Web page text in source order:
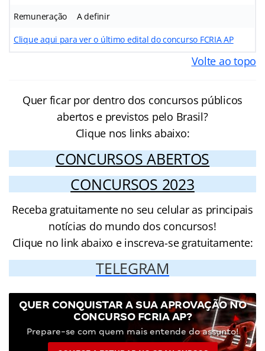
Remuneração A definir
Clique aqui para ver o último edital do concurso FCRIA AP
Volte ao topo
Quer ficar por dentro dos concursos públicos
abertos e previstos pelo Brasil?
Clique nos links abaixo:
CONCURSOS ABERTOS
CONCURSOS 2023
Receba gratuitamente no seu celular as principais
notícias do mundo dos concursos!
Clique no link abaixo e inscreva-se gratuitamente:
TELEGRAM
QUER CONQUISTAR A SUA APROVAÇÃO NO
CONCURSO FCRIA AP?
Prepare-se com quem mais entende do assunto!